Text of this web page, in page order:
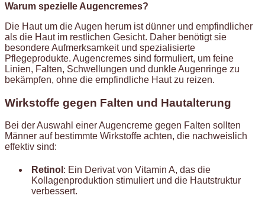
Warum spezielle Augencremes?
Die Haut um die Augen herum ist dünner und empfindlicher
als die Haut im restlichen Gesicht. Daher benötigt sie
besondere Aufmerksamkeit und spezialisierte
Pflegeprodukte. Augencremes sind formuliert, um feine
Linien, Falten, Schwellungen und dunkle Augenringe zu
bekämpfen, ohne die empfindliche Haut zu reizen.
Wirkstoffe gegen Falten und Hautalterung
Bei der Auswahl einer Augencreme gegen Falten sollten
Männer auf bestimmte Wirkstoffe achten, die nachweislich
effektiv sind:
Retinol : Ein Derivat von Vitamin A, das die
Kollagenproduktion stimuliert und die Hautstruktur
verbessert.